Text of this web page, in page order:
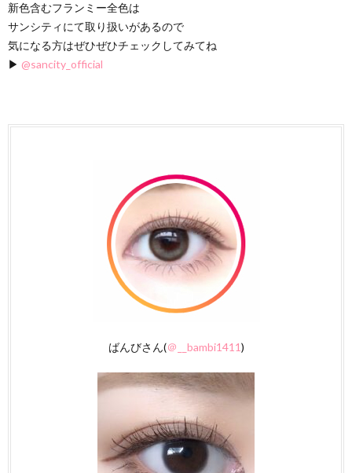
新色含むフランミー全色は
サンシティにて取り扱いがあるので
気になる方はぜひぜひチェックしてみてね
▶︎ @sancity_official
ばんびさん(＠__bambi1411)